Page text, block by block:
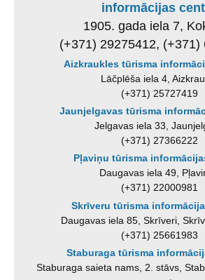
informācijas
1905. gada iela 7,
(+371) 29275412, (+371)
Aizkraukles tūrisma
Lāčplēša iela 4,
(+371) 25727419
Jaunjelgavas tūrisma
Jelgavas iela 33,
(+371) 27366222
Pļaviņu tūrisma
Daugavas iela 49,
(+371) 22000981
Skrīveru tūrisma
Daugavas iela 85, Skrīveri,
(+371) 25661983
Staburaga tūrisma
Staburaga saieta nams, 2. stāvs,